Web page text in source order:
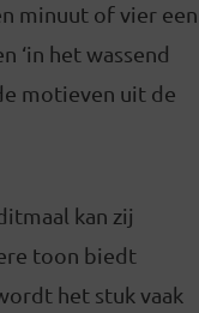
minuut of vier een
‘in het wassend
motieven uit de
kan zij
toon biedt
het stuk vaak